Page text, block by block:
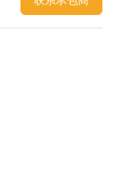
各个city的code和